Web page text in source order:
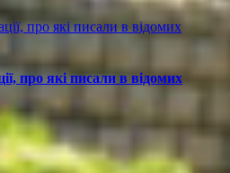
про які писали в відомих